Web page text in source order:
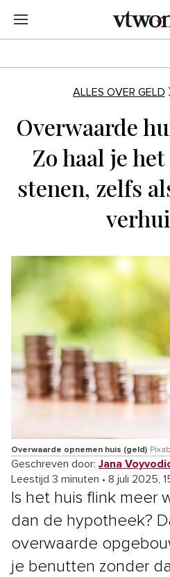
ALLES OVER GELD
Overwaarde
Zo haal je
stenen, zelfs
Overwaarde opnemen huis (geld)
Geschreven door:Jana
Leestijd 3 minuten • 8 juli 2025,
Is het huis flink meer
dan de hypotheek?
overwaarde
je benutten zonder